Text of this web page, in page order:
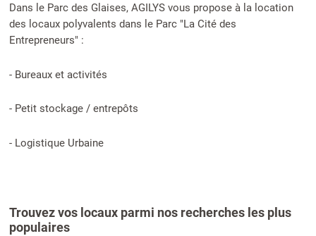
Dans le Parc des Glaises, AGILYS vous propose à la location
des locaux polyvalents dans le Parc "La Cité des
Entrepreneurs" :
- Bureaux et activités
- Petit stockage / entrepôts
- Logistique Urbaine
Trouvez vos locaux parmi nos recherches les plus
populaires